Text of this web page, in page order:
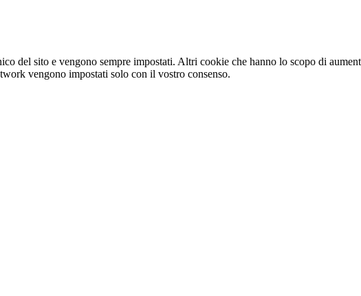
del sito e vengono sempre impostati. Altri cookie che hanno lo scopo di
vengono impostati solo con il vostro consenso.